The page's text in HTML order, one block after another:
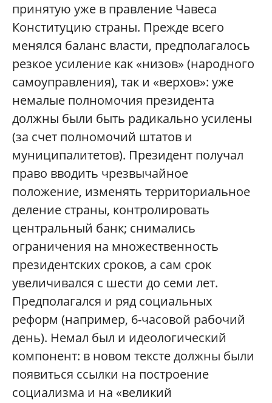
принятую уже в правление Чавеса
Конституцию страны. Прежде всего
менялся баланс власти, предполагалось
резкое усиление как «низов» (народного
самоуправления), так и «верхов»: уже
немалые полномочия президента
должны были быть радикально усилены
(за счет полномочий штатов и
муниципалитетов). Президент получал
право вводить чрезвычайное
положение, изменять территориальное
деление страны, контролировать
центральный банк; снимались
ограничения на множественность
президентских сроков, а сам срок
увеличивался с шести до семи лет.
Предполагался и ряд социальных
реформ (например, 6-часовой рабочий
день). Немал был и идеологический
компонент: в новом тексте должны были
появиться ссылки на построение
социализма и на «великий